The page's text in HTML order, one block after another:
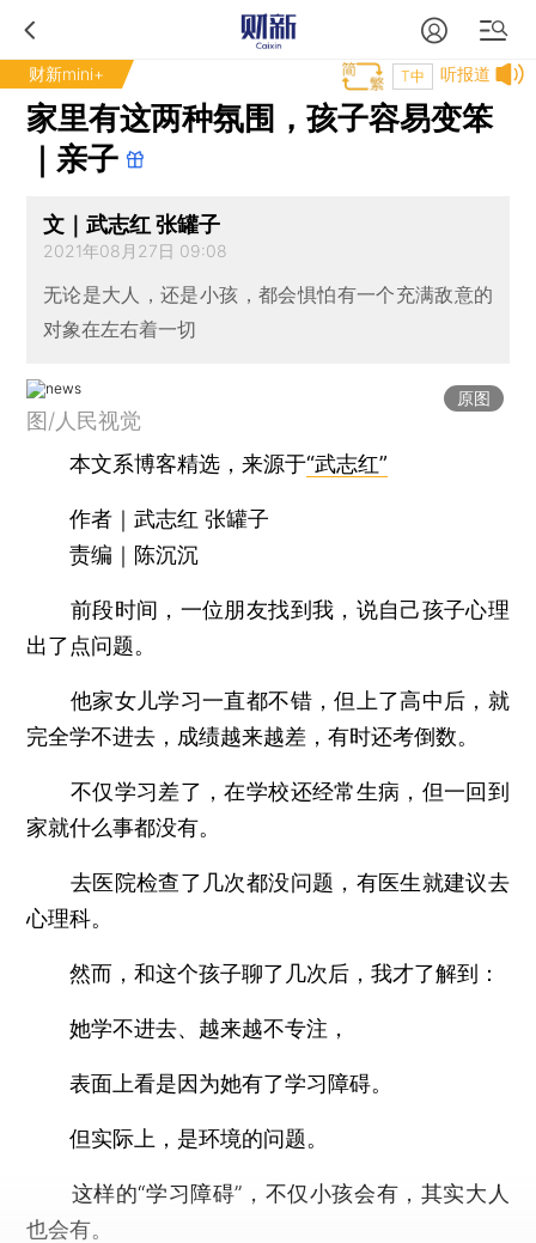
财新mini+ 听报道
T中
家里有这两种氛围，孩子容易变笨
｜亲子
文｜武志红 张罐子
2021年08月27日 09:08
无论是大人，还是小孩，都会惧怕有一个充满敌意的
对象在左右着一切
原图
图/人民视觉
本文系博客精选，来源于“武志红”
作者｜武志红 张罐子
责编｜陈沉沉
前段时间，一位朋友找到我，说自己孩子心理
出了点问题。
他家女儿学习一直都不错，但上了高中后，就
完全学不进去，成绩越来越差，有时还考倒数。
不仅学习差了，在学校还经常生病，但一回到
家就什么事都没有。
去医院检查了几次都没问题，有医生就建议去
心理科。
然而，和这个孩子聊了几次后，我才了解到：
她学不进去、越来越不专注，
表面上看是因为她有了学习障碍。
但实际上，是环境的问题。
这样的“学习障碍”，不仅小孩会有，其实大人
也会有。